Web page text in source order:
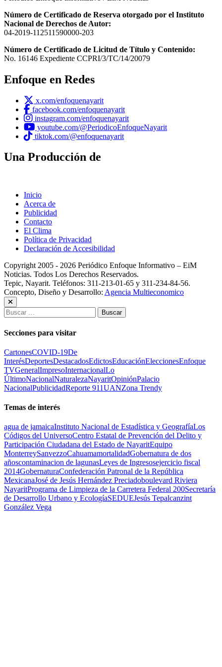
Número de Certificado de Reserva otorgado por el Instituto
Nacional de Derechos de Autor:
04-2019-112511590000-203
Número de Certificado de Licitud de Título y Contenido:
No. 16146 Expediente CCPRI/3/TC/14/20079
Enfoque en Redes
x.com/enfoquenayarit
facebook.com/enfoquenayarit
instagram.com/enfoquenayarit
youtube.com/@PeriodicoEnfoqueNayarit
tiktok.com/@enfoquenayarit
Una Producción de
Inicio
Acerca de
Publicidad
Contacto
El Clima
Política de Privacidad
Declaración de Accesibilidad
Copyright 2005 - 2026 Periódico Enfoque Informativo – EiM
Noticias. Todos Los Derechos Reservados.
Tepic, Nayarit. Teléfonos: 311-213-01-65 y 311-234-84-56.
Concepto, Diseño y Desarrollo: Agencia Multieconomico
Buscar:
Secciones para visitar
CartonesCOVID-19De
InterésDeportesDestacadosEdictosEducaciónEleccionesEnfoque
TVGeneralImpresoInternacionalLo
ÚltimoNacionalNaturalezaNayaritOpiniónPalacio
NacionalPublicidadReporte 911UANZona Trendy
Temas de interés
agua de jamaicaInstituto Nacional de Estadística y GeografíaLos
Códigos del UniversoCentro Estatal de Prevención del Delito y
Participación Ciudadana del Estado de NayaritEquipo
MonterreySanvezzoCahuamamortalidadGobernatura de dos
añoscontaminacion de lagunasLeyes de Ingresosejercicio fiscal
2014GobernaturaConfederación Patronal de la República
MexicanaJosé de Jesús Hernández Preciadoboulevard Riviera
NayaritPrograma de Limpieza de la Carretera Federal 200Secretaría
de Desarrollo Urbano y EcologíaSEDUEJesús Tepalcanzint
González Vega